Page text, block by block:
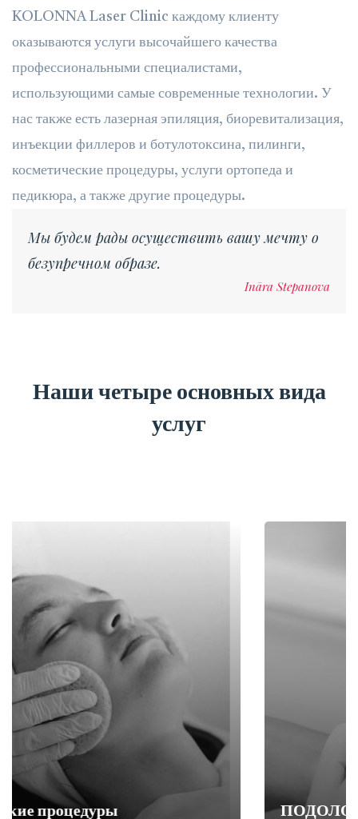
KOLONNA Laser Clinic каждому клиенту
оказываются услуги высочайшего качества
профессиональными специалистами,
использующими самые современные технологии. У
нас также есть лазерная эпиляция, биоревитализация,
инъекции филлеров и ботулотоксина, пилинги,
косметические процедуры, услуги ортопеда и
педикюра, а также другие процедуры.
Мы будем рады осуществить вашу мечту о
безупречном образе.
Ināra Stepanova
Наши четыре основных вида
услуг
ПОДОЛОГИЯ, ПЕДИКЮР, МАНИКЮР